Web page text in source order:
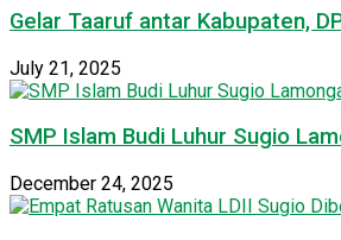
Gelar Taaruf antar Kabupaten,
July 21, 2025
SMP Islam Budi Luhur Sugio
December 24, 2025